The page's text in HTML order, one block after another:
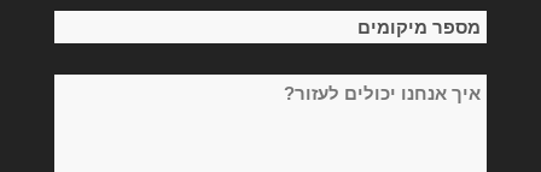
*
מספר
*
איך